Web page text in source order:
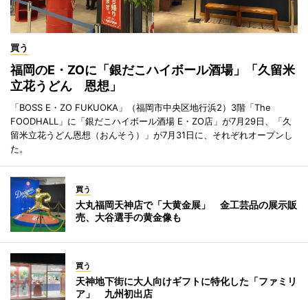
買う
福岡のE・ZOに「銀だこハイボール酒場」「久留米
立花うどん 恩想」
「BOSS E・ZO FUKUOKA」（福岡市中央区地行浜2）3階「The
FOODHALL」に「銀だこハイボール酒場 E・ZO店」が7月29日、「久
留米立花うどん恩想（おんそう）」が7月31日に、それぞれオープンし
た。
買う
大丸福岡天神店で「大黄金展」 金工芸品の展示販
売、大谷選手の黄金像も
買う
天神地下街に大人向けギフトに特化した「ファミリ
ア」 九州初出店